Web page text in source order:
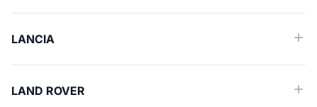
LANCIA
LAND ROVER